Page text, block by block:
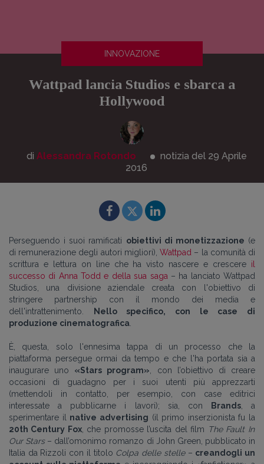
INNOVAZIONE
Wattpad lancia Studios e sbarca a
Hollywood
di Alessandra Rotondo notizia del 29 Aprile
2016
Perseguendo i suoi ramificati obiettivi di monetizzazione (e
di remunerazione degli autori migliori),Wattpad – la comunità di
scrittura e lettura on line che ha visto nascere e crescere il
successo di Anna Todd e della sua saga – ha lanciato Wattpad
Studios, una divisione aziendale creata con l'obiettivo di
stringere partnership con il mondo dei media e
dell'intrattenimento.
Nello specifico, con le case di
produzione cinematografica
È, questa, solo l'ennesima tappa di un processo che la
piattaforma persegue ormai da tempo e che l'ha portata sia a
inaugurare uno «Stars program» , con l’obiettivo di creare
occasioni di guadagno per i suoi utenti più apprezzarti
(mettendoli in contatto, per esempio, con case editrici
interessate a pubblicarne i lavori); sia, con
Brands, a
sperimentare il native advertising (il primo inserzionista fu la
20th Century Fox, che promosse l’uscita del film The Fault In
Our Stars– dall’omonimo romanzo di John Green, pubblicato in
Italia da Rizzoli con il titolo Colpa delle stelle– creandogli un